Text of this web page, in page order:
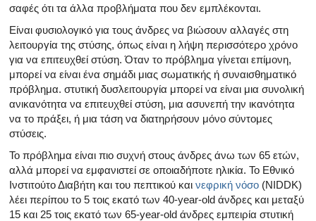
Όλα τα άρθρα για το αρσενικό αναπαραγωγικό σύστημα
Όλα τα άρθρα σχετικά με την κατάθλιψη και τη στυτική
Όλα τα άρθρα για τη στυτική δυσλειτουργία
Όλα τα άρθρα για τα σεξουαλικώς μεταδιδόμενα
Όλα τα άρθρα σχετικά με τη διαχείριση της σκλήρυνσης
σαφές ότι τα άλλα προβλήματα που δεν εμπλέκονται.
Είναι φυσιολογικό για τους άνδρες να βιώσουν αλλαγές στη
λειτουργία της στύσης, όπως είναι η λήψη περισσότερο χρόνο
για να επιτευχθεί στύση. Όταν το πρόβλημα γίνεται επίμονη,
μπορεί να είναι ένα σημάδι μιας σωματικής ή συναισθηματικό
πρόβλημα. στυτική δυσλειτουργία μπορεί να είναι μια συνολική
ανικανότητα να επιτευχθεί στύση, μια ασυνεπή την ικανότητα
να το πράξει, ή μια τάση να διατηρήσουν μόνο σύντομες
στύσεις.
Το πρόβλημα είναι πιο συχνή στους άνδρες άνω των 65 ετών,
αλλά μπορεί να εμφανιστεί σε οποιαδήποτε ηλικία. Το Εθνικό
Ινστιτούτο Διαβήτη και του πεπτικού και νεφρική νόσο (NIDDK)
λέει περίπου το 5 τοις εκατό των 40-year-old άνδρες και μεταξύ
15 και 25 τοις εκατό των 65-year-old άνδρες εμπειρία στυτική